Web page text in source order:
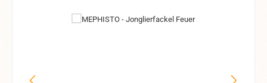
Bildergalerie überspringen